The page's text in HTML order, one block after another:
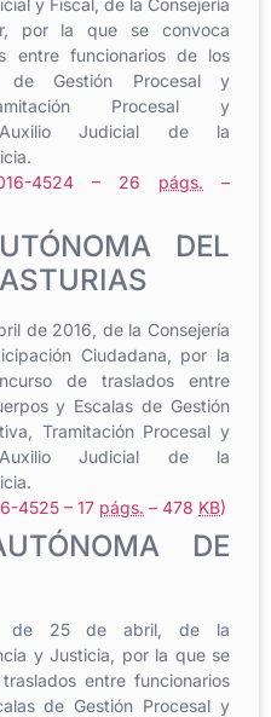
por la que se convoca
entre funcionarios de los
de Gestión Procesal y
Procesal y
Judicial de la
4524 – 26 págs. –
DEL
de 2016, de la Consejería
Ciudadana, por la
de traslados entre
y Escalas de Gestión
Tramitación Procesal y
Judicial de la
4525 – 17 págs. – 478 KB)
DE
de 25 de abril, de la
y Justicia, por la que se
entre funcionarios
de Gestión Procesal y